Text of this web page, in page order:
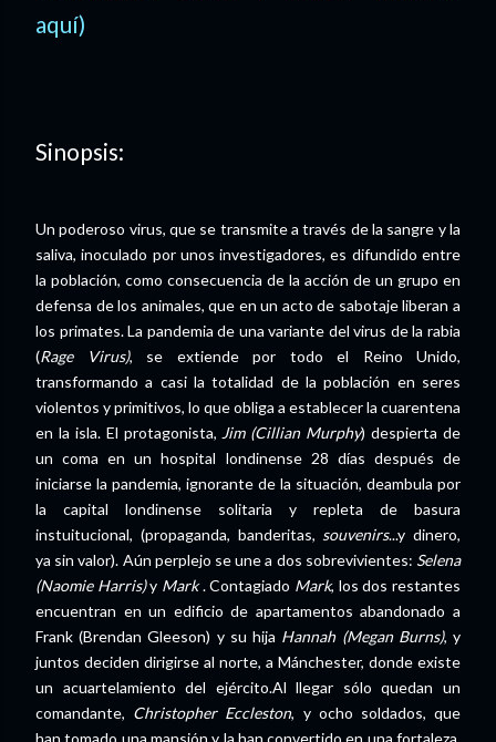
aquí)
Sinopsis:
Un poderoso virus, que se transmite a través de la sangre y la
saliva, inoculado por unos investigadores, es difundido entre
la población, como consecuencia de la acción de un grupo en
defensa de los animales, que en un acto de sabotaje liberan a
los primates. La pandemia de una variante del virus de la rabia
(Rage Virus), se extiende por todo el Reino Unido,
transformando a casi la totalidad de la población en seres
violentos y primitivos, lo que obliga a establecer la cuarentena
en la isla. El protagonista, Jim (Cillian Murphy) despierta de
un coma en un hospital londinense 28 días después de
iniciarse la pandemia, ignorante de la situación, deambula por
la capital londinense solitaria y repleta de basura
instuitucional, (propaganda, banderitas, souvenirs...y dinero,
ya sin valor). Aún perplejo se une a dos sobrevivientes: Selena
(Naomie Harris)y Mark. Contagiado Mark, los dos restantes
encuentran en un edificio de apartamentos abandonado a
Frank (Brendan Gleeson) y su hija Hannah (Megan Burns), y
juntos deciden dirigirse al norte, a Mánchester, donde existe
un acuartelamiento del ejército.Al llegar sólo quedan un
comandante, Christopher Eccleston, y ocho soldados, que
han tomado una mansión y la han convertido en una fortaleza.